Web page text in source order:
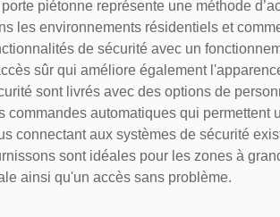
porte piétonne représente une méthode
les environnements résidentiels et
de sécurité avec un
sûr qui améliore également
sont livrés avec des options de
commandes automatiques qui permettent
connectant aux systèmes de sécurité
sont idéales pour les zones à
ainsi qu'un accès sans problème.